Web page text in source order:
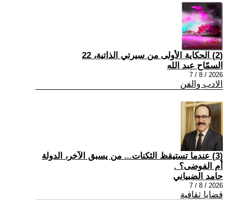
(2) الحكاية الأولى من سيرتي الذاتية، 22
السمّاح عبد الله
2026 / 8 / 7
الادب والفن
(3) عندما تستيقظ الثكنات... من يسبق الآخر، الدولة
أم الفوضى؟ .
حامد الضبياني
2026 / 8 / 7
قضايا ثقافية